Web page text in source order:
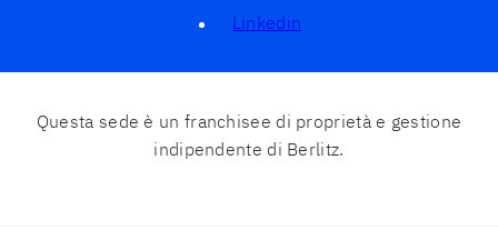
Linkedin
Questa sede è un franchisee di proprietà e gestione
indipendente di Berlitz.